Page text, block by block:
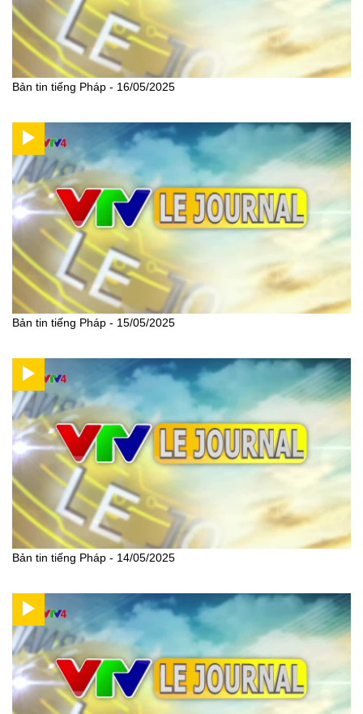
Bản tin tiếng Pháp - 16/05/2025
Bản tin tiếng Pháp - 15/05/2025
Bản tin tiếng Pháp - 14/05/2025